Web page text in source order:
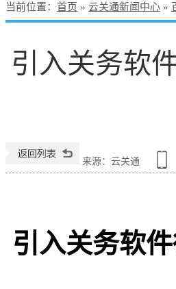
当前位置： 首页 » 云关通新闻中心 »
引入关务软
来源：云关通
引入关务软